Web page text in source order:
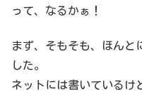
って、なるかぁ！
まず、そもそも、ほんと
した。
ネットには書いているけ